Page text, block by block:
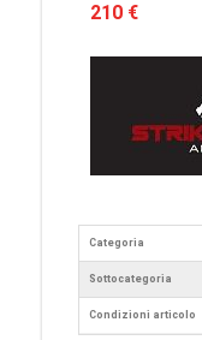
210 €
Categoria
Sottocategoria
Condizioni articolo